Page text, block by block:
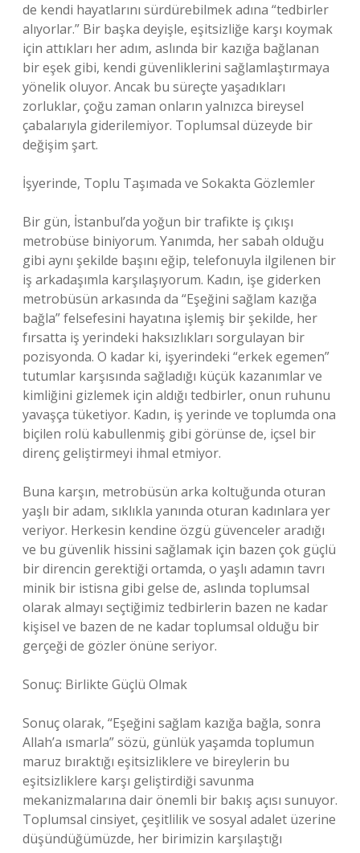
de kendi hayatlarını sürdürebilmek adına “tedbirler
alıyorlar.” Bir başka deyişle, eşitsizliğe karşı koymak
için attıkları her adım, aslında bir kazığa bağlanan
bir eşek gibi, kendi güvenliklerini sağlamlaştırmaya
yönelik oluyor. Ancak bu süreçte yaşadıkları
zorluklar, çoğu zaman onların yalnızca bireysel
çabalarıyla giderilemiyor. Toplumsal düzeyde bir
değişim şart.
İşyerinde, Toplu Taşımada ve Sokakta Gözlemler
Bir gün, İstanbul’da yoğun bir trafikte iş çıkışı
metrobüse biniyorum. Yanımda, her sabah olduğu
gibi aynı şekilde başını eğip, telefonuyla ilgilenen bir
iş arkadaşımla karşılaşıyorum. Kadın, işe giderken
metrobüsün arkasında da “Eşeğini sağlam kazığa
bağla” felsefesini hayatına işlemiş bir şekilde, her
fırsatta iş yerindeki haksızlıkları sorgulayan bir
pozisyonda. O kadar ki, işyerindeki “erkek egemen”
tutumlar karşısında sağladığı küçük kazanımlar ve
kimliğini gizlemek için aldığı tedbirler, onun ruhunu
yavaşça tüketiyor. Kadın, iş yerinde ve toplumda ona
biçilen rolü kabullenmiş gibi görünse de, içsel bir
direnç geliştirmeyi ihmal etmiyor.
Buna karşın, metrobüsün arka koltuğunda oturan
yaşlı bir adam, sıklıkla yanında oturan kadınlara yer
veriyor. Herkesin kendine özgü güvenceler aradığı
ve bu güvenlik hissini sağlamak için bazen çok güçlü
bir direncin gerektiği ortamda, o yaşlı adamın tavrı
minik bir istisna gibi gelse de, aslında toplumsal
olarak almayı seçtiğimiz tedbirlerin bazen ne kadar
kişisel ve bazen de ne kadar toplumsal olduğu bir
gerçeği de gözler önüne seriyor.
Sonuç: Birlikte Güçlü Olmak
Sonuç olarak, “Eşeğini sağlam kazığa bağla, sonra
Allah’a ısmarla” sözü, günlük yaşamda toplumun
maruz bıraktığı eşitsizliklere ve bireylerin bu
eşitsizliklere karşı geliştirdiği savunma
mekanizmalarına dair önemli bir bakış açısı sunuyor.
Toplumsal cinsiyet, çeşitlilik ve sosyal adalet üzerine
düşündüğümüzde, her birimizin karşılaştığı